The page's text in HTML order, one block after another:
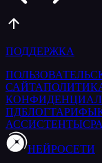
ПОДДЕРЖКА
САЙТА
ПДБЛОГТАРИФЫ
АССИСТЕНТЫ
НЕЙРОСЕТИ